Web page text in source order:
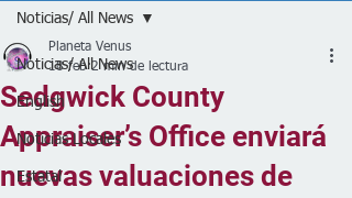
Noticias/ All News
English
Noticias Locales
Estatal
Noticias/ All News
Sedgwick County
Appraiser’s Office enviará
nuevas valuaciones de
Planeta Venus
18 feb 2 min de lectura